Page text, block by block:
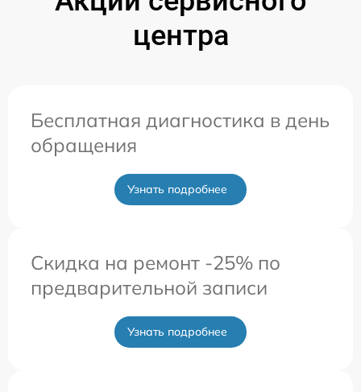
центра
Бесплатная диагностика в день
обращения
Узнать подробнее
Скидка на ремонт -25% по
предварительной записи
Узнать подробнее